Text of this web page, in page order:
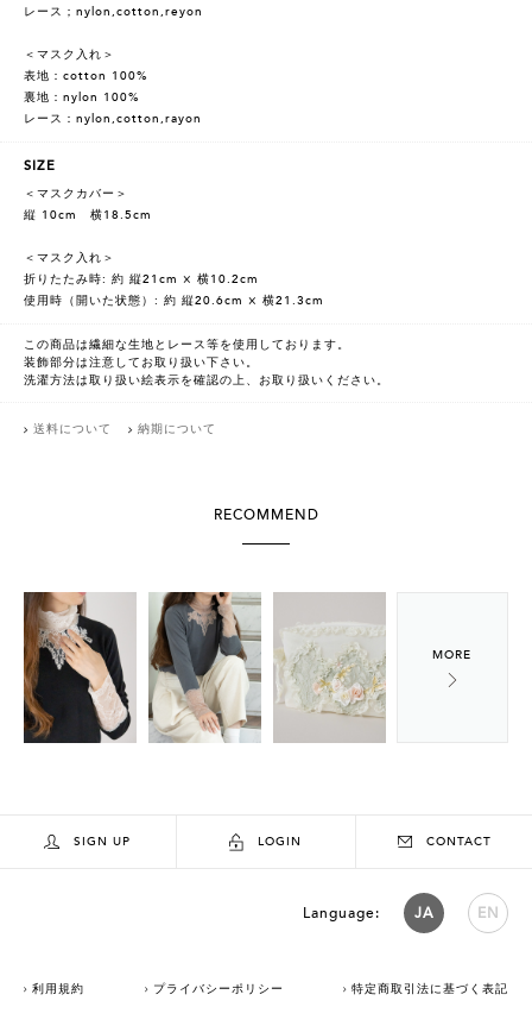
レース；nylon,cotton,reyon
＜マスク入れ＞
表地：cotton 100%
裏地：nylon 100%
レース：nylon,cotton,rayon
SIZE
＜マスクカバー＞
縦 10cm 横18.5cm
＜マスク入れ＞
折りたたみ時: 約 縦21cm × 横10.2cm
使用時（開いた状態）: 約 縦20.6cm × 横21.3cm
この商品は繊細な生地とレース等を使用しております。
装飾部分は注意してお取り扱い下さい。
洗濯方法は取り扱い絵表示を確認の上、お取り扱いください。
送料について 納期について
RECOMMEND
SIGN UP LOGIN CONTACT
Language: JA EN
利用規約 プライバシーポリシー 特定商取引法に基づく表記